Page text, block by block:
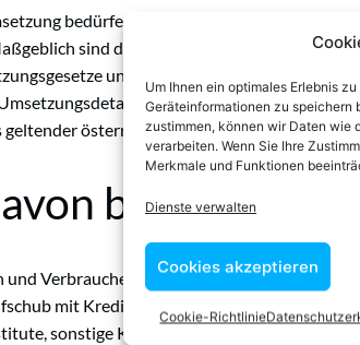
Um Ihnen ein optimales Erlebnis
Geräteinformationen zu speichern
zustimmen, können wir Daten wie
verarbeiten. Wenn Sie Ihre
Merkmale und Funktionen
Dienste verwalten
Cookies akzeptieren
Cookie-Richtlinie
bedürfen, hängt die konkrete
sind daher nicht nur der Text der
und gegebenenfalls spätere
abgeschlossen sind, ist mit
geltender österreichischer Detailregel zu
betroffen?
und Verbraucher, die einenKreditaufnehmen,
mit Kreditfunktion in
sonstige Kreditgeber und